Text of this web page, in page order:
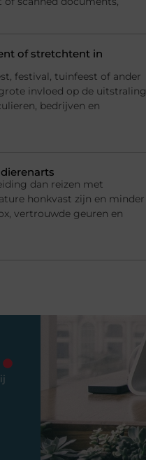
of stretchtent in
festival, tuinfeest of ander
invloed op de uitstraling
bedrijven en
dan reizen met
honkvast zijn en minder
vertrouwde geuren en